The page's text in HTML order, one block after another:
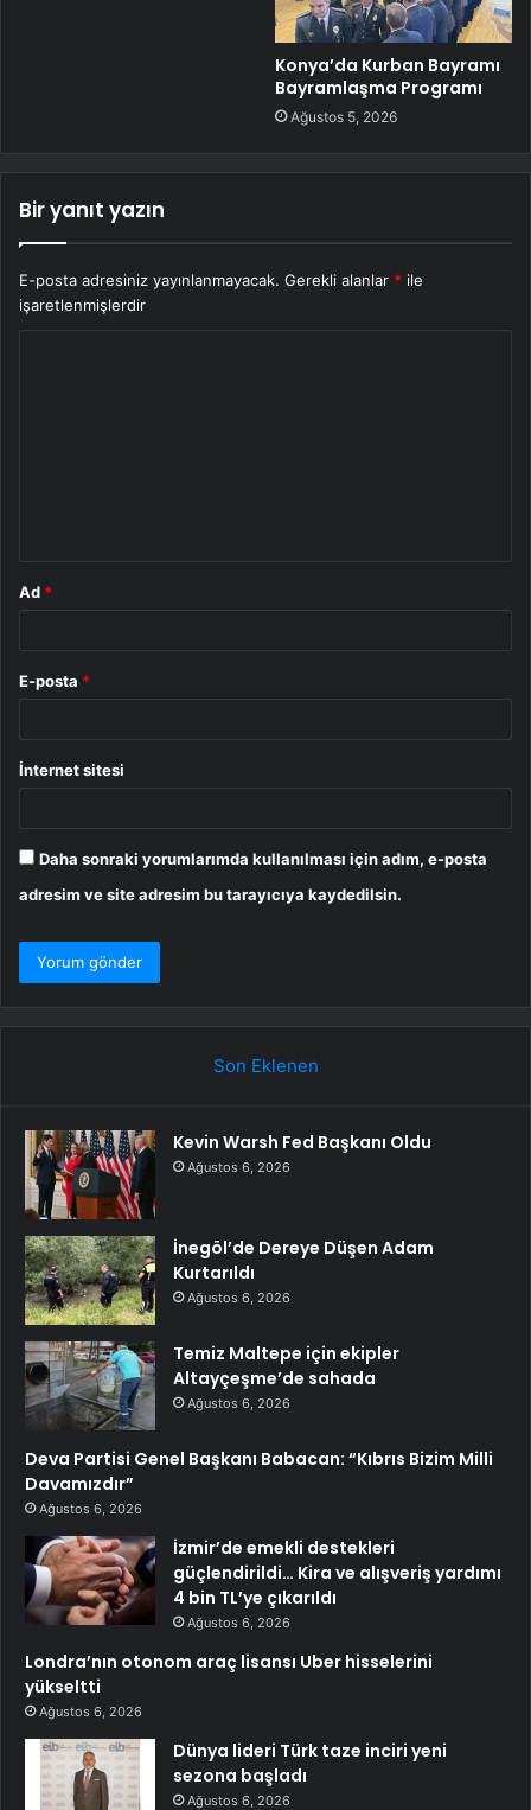
Konya’da Kurban Bayramı
Bayramlaşma Programı
Ağustos 5, 2026
Bir yanıt yazın
E-posta adresiniz yayınlanmayacak. Gerekli alanlar * ile
işaretlenmişlerdir
Ad *
E-posta *
İnternet sitesi
Daha sonraki yorumlarımda kullanılması için adım, e-posta
adresim ve site adresim bu tarayıcıya kaydedilsin.
Son Eklenen
Kevin Warsh Fed Başkanı Oldu
Ağustos 6, 2026
İnegöl’de Dereye Düşen Adam
Kurtarıldı
Ağustos 6, 2026
Temiz Maltepe için ekipler
Altayçeşme’de sahada
Ağustos 6, 2026
Deva Partisi Genel Başkanı Babacan: “Kıbrıs Bizim Milli
Davamızdır”
Ağustos 6, 2026
İzmir’de emekli destekleri
güçlendirildi… Kira ve alışveriş yardımı
4 bin TL’ye çıkarıldı
Ağustos 6, 2026
Londra’nın otonom araç lisansı Uber hisselerini
yükseltti
Ağustos 6, 2026
Dünya lideri Türk taze inciri yeni
sezona başladı
Ağustos 6, 2026